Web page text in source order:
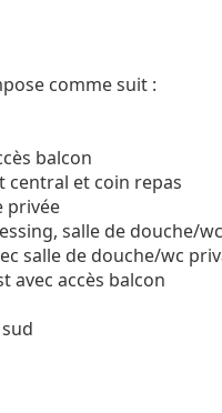
comme suit :
balcon
central et coin repas
privée
salle de douche/
salle de douche/wc
avec accès balcon